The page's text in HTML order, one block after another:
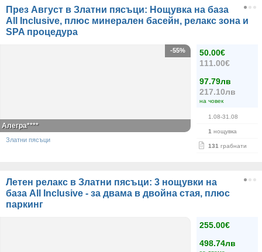
През Август в Златни пясъци: Нощувка на база
All Inclusive, плюс минерален басейн, релакс зона и
SPA процедура
50.00€
111.00€
97.79лв
217.10лв
на човек
1.08-31.08
1 нощувка
131 грабнати
-55%
Алегра****
Златни пясъци
Летен релакс в Златни пясъци: 3 нощувки на
база All Inclusive - за двама в двойна стая, плюс
паркинг
255.00€
498.74лв